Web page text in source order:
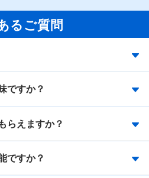
るご質問
ですか？
らえますか？
ですか？